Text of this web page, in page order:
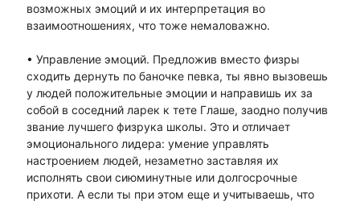
возможных эмоций и их интерпретация во
взаимоотношениях, что тоже немаловажно.
• Управление эмоций. Предложив вместо физры
сходить дернуть по баночке певка, ты явно вызовешь
у людей положительные эмоции и направишь их за
собой в соседний ларек к тете Глаше, заодно получив
звание лучшего физрука школы. Это и отличает
эмоционального лидера: умение управлять
настроением людей, незаметно заставляя их
исполнять свои сиюминутные или долгосрочные
прихоти. А если ты при этом еще и учитываешь, что